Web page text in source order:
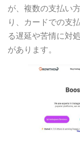
が、複数の支払い
り、カードでの支
る遅延や苦情に対
があります。